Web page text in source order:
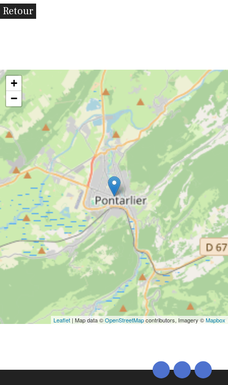
Retour
+
−
Leaflet | Map data ©OpenStreetMapcontributors, Imagery ©Mapbox